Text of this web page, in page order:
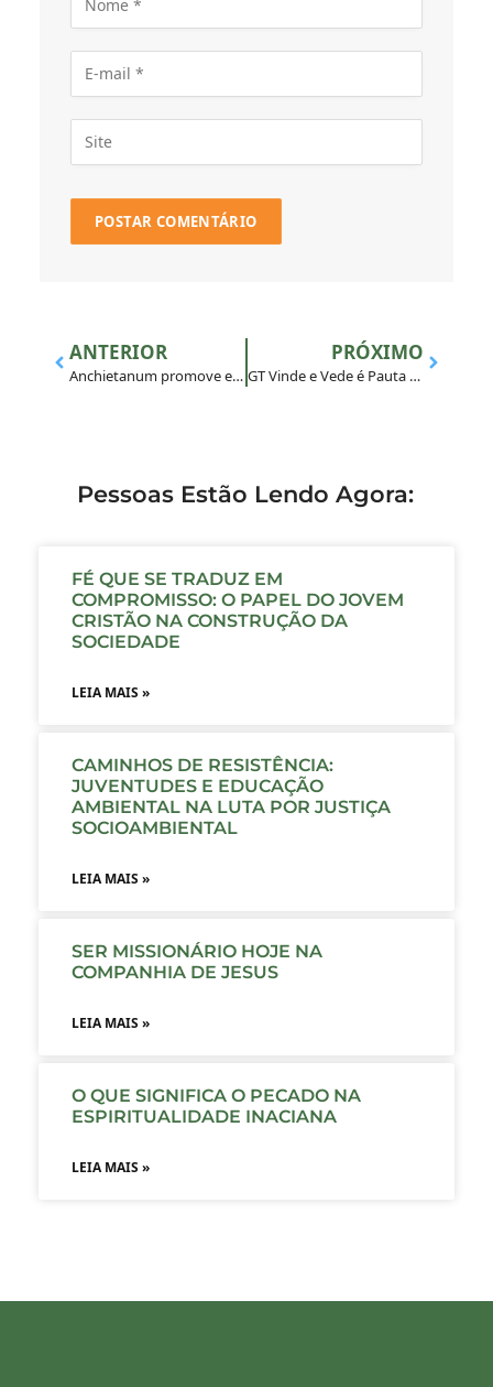
ANTERIOR
Anchietanum promove exercícios espirituais de 8 dias
PRÓXIMO
GT Vinde e Vede é Pauta de Encontro BRA-Itaici 2024
Pessoas Estão Lendo Agora:
FÉ QUE SE TRADUZ EM
COMPROMISSO: O PAPEL DO JOVEM
CRISTÃO NA CONSTRUÇÃO DA
SOCIEDADE
LEIA MAIS »
CAMINHOS DE RESISTÊNCIA:
JUVENTUDES E EDUCAÇÃO
AMBIENTAL NA LUTA POR JUSTIÇA
SOCIOAMBIENTAL
LEIA MAIS »
SER MISSIONÁRIO HOJE NA
COMPANHIA DE JESUS
LEIA MAIS »
O QUE SIGNIFICA O PECADO NA
ESPIRITUALIDADE INACIANA
LEIA MAIS »